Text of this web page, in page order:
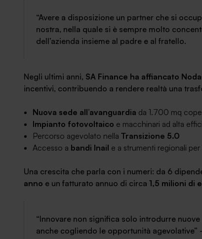
“Avere a disposizione un partner che si
nostra, nella quale si è sempre molto
dell’azienda insieme al padre e al fratello.
Negli ultimi anni, SA Finance ha affiancato
incentivi, contribuendo a rendere realtà una
Nuova sede all’avanguardia da 1.700 mq
Impianto fotovoltaico e macchinari ad alta
Percorso agevolato nella Transizione 5.0
Accesso a bandi Inail e a strumenti regionali per
Una crescita che parla con i numeri: da 6
anno e un fatturato annuo di circa 1,5 milioni di
“Innovare non significa solo introdurre
anche cogliendo le opportunità agevolative”